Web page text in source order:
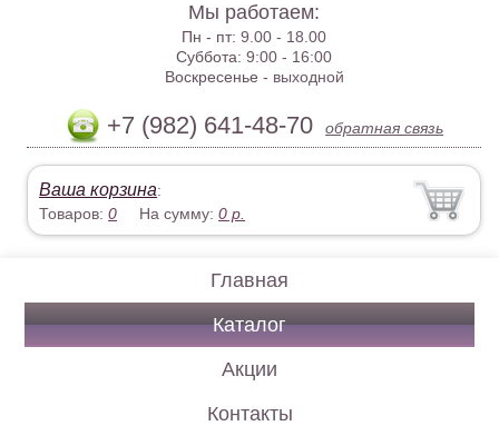
Мы работаем:
Пн - пт:9.00 - 18.00
Суббота:9:00 - 16:00
Воскресенье - выходной
+7 (982) 641-48-70 обратная связь
Ваша корзина:
Товаров:0 На сумму:0 р.
Главная
Каталог
Акции
Контакты